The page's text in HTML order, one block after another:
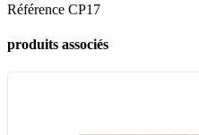
Référence CP17
produits associés